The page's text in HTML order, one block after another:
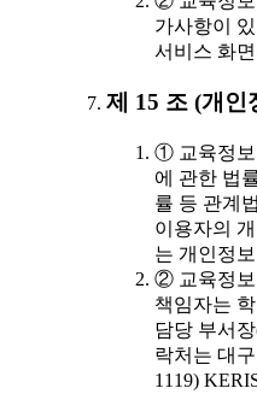
가사항이
서비스 화
제 15 조 (개인
① 교육정보
에 관한 법
률 등 관계
이용자의
는 개인정
② 교육정보
책임자는
담당 부서
락처는 대
1119)